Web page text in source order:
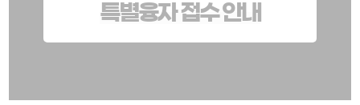
특별융자 접수 안내